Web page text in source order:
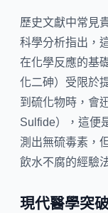
歷史文獻中常見
科學分析指出，
在化學反應的基
化二砷）受限於
到硫化物時，會
Sulfide），這便
測出無硫毒素，
飲水不腐的經驗
現代醫學突